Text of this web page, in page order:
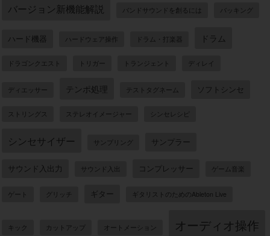
バージョン新機能解説 バンドサウンドを創るには バッキング
ハード機器 ハードウェア操作 ドラム・打楽器 ドラム
ドラゴンクエスト トリガー トランジェント ディレイ
ディエッサー テンポ処理 テストタグネーム ソフトシンセ
ストリングス ステレオイメージャー シンセレシピ
シンセサイザー サンプリング サンプラー
サウンド入出力 サウンド入出 コンプレッサー ゲーム音楽
ゲート グリッチ ギター ギタリストのためのAbleton Live
キック カットアップ オートメーション オーディオ操作